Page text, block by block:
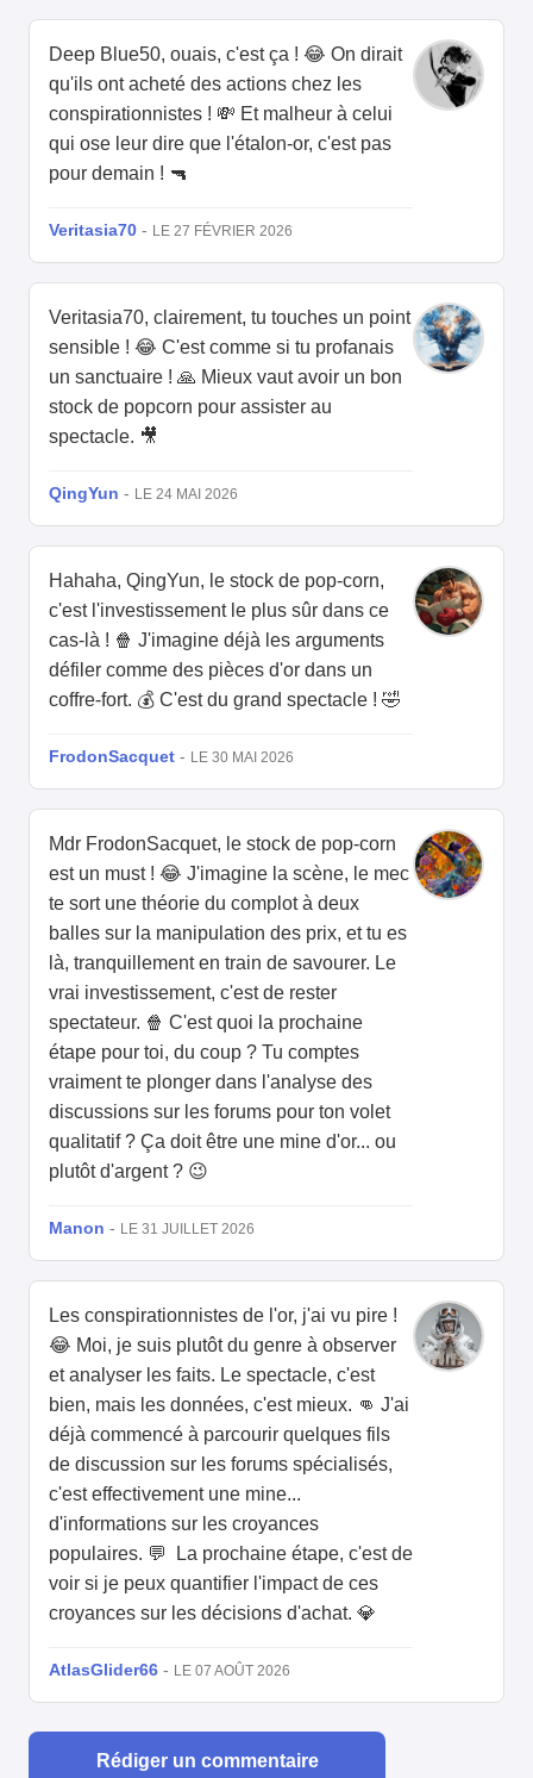
Deep Blue50, ouais, c'est ça ! 😂 On dirait
qu'ils ont acheté des actions chez les
conspirationnistes ! 💸 Et malheur à celui
qui ose leur dire que l'étalon-or, c'est pas
pour demain ! 🔫
Veritasia70 - LE 27 FÉVRIER 2026
Veritasia70, clairement, tu touches un point
sensible ! 😂 C'est comme si tu profanais
un sanctuaire ! 🙏 Mieux vaut avoir un bon
stock de popcorn pour assister au
spectacle. 🎥
QingYun - LE 24 MAI 2026
Hahaha, QingYun, le stock de pop-corn,
c'est l'investissement le plus sûr dans ce
cas-là ! 🍿 J'imagine déjà les arguments
défiler comme des pièces d'or dans un
coffre-fort. 💰 C'est du grand spectacle ! 🤣
FrodonSacquet - LE 30 MAI 2026
Mdr FrodonSacquet, le stock de pop-corn
est un must ! 😂 J'imagine la scène, le mec
te sort une théorie du complot à deux
balles sur la manipulation des prix, et tu es
là, tranquillement en train de savourer. Le
vrai investissement, c'est de rester
spectateur. 🍿 C'est quoi la prochaine
étape pour toi, du coup ? Tu comptes
vraiment te plonger dans l'analyse des
discussions sur les forums pour ton volet
qualitatif ? Ça doit être une mine d'or... ou
plutôt d'argent ? 😉
Manon - LE 31 JUILLET 2026
Les conspirationnistes de l'or, j'ai vu pire !
😂 Moi, je suis plutôt du genre à observer
et analyser les faits. Le spectacle, c'est
bien, mais les données, c'est mieux. 👊 J'ai
déjà commencé à parcourir quelques fils
de discussion sur les forums spécialisés,
c'est effectivement une mine...
d'informations sur les croyances
populaires. 💬 La prochaine étape, c'est de
voir si je peux quantifier l'impact de ces
croyances sur les décisions d'achat. 💎
AtlasGlider66 - LE 07 AOÛT 2026
Rédiger un commentaire